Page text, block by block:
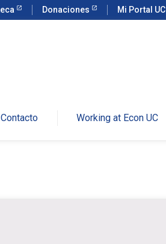
Donaciones Mi Portal UC
Contacto Working at Econ UC